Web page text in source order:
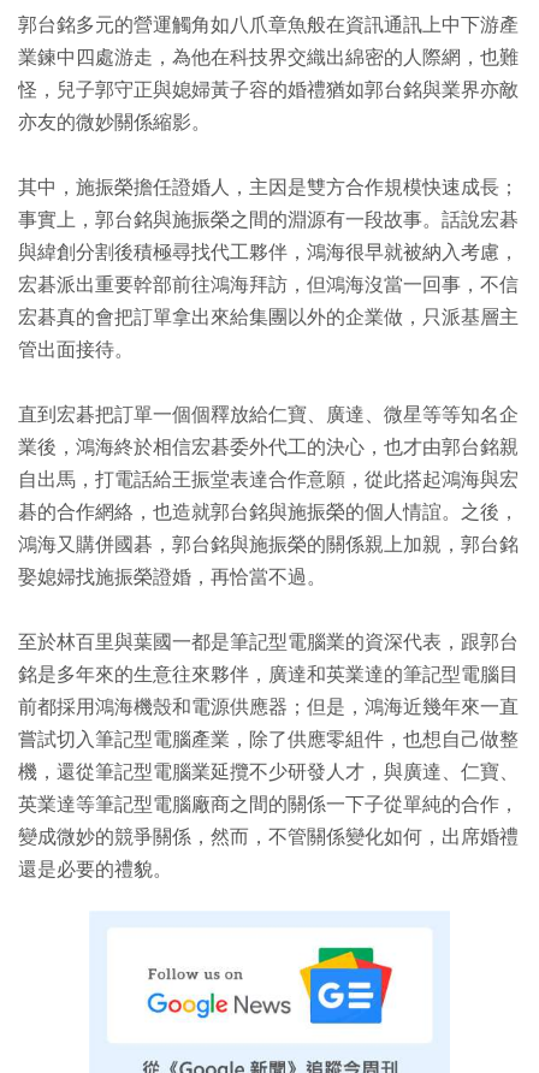
郭台銘多元的營運觸角如八爪章魚般在資訊通訊上中下游產
業鍊中四處游走，為他在科技界交織出綿密的人際網，也難
怪，兒子郭守正與媳婦黃子容的婚禮猶如郭台銘與業界亦敵
亦友的微妙關係縮影。
其中，施振榮擔任證婚人，主因是雙方合作規模快速成長；
事實上，郭台銘與施振榮之間的淵源有一段故事。話說宏碁
與緯創分割後積極尋找代工夥伴，鴻海很早就被納入考慮，
宏碁派出重要幹部前往鴻海拜訪，但鴻海沒當一回事，不信
宏碁真的會把訂單拿出來給集團以外的企業做，只派基層主
管出面接待。
直到宏碁把訂單一個個釋放給仁寶、廣達、微星等等知名企
業後，鴻海終於相信宏碁委外代工的決心，也才由郭台銘親
自出馬，打電話給王振堂表達合作意願，從此搭起鴻海與宏
碁的合作網絡，也造就郭台銘與施振榮的個人情誼。之後，
鴻海又購併國碁，郭台銘與施振榮的關係親上加親，郭台銘
娶媳婦找施振榮證婚，再恰當不過。
至於林百里與葉國一都是筆記型電腦業的資深代表，跟郭台
銘是多年來的生意往來夥伴，廣達和英業達的筆記型電腦目
前都採用鴻海機殼和電源供應器；但是，鴻海近幾年來一直
嘗試切入筆記型電腦產業，除了供應零組件，也想自己做整
機，還從筆記型電腦業延攬不少研發人才，與廣達、仁寶、
英業達等筆記型電腦廠商之間的關係一下子從單純的合作，
變成微妙的競爭關係，然而，不管關係變化如何，出席婚禮
還是必要的禮貌。